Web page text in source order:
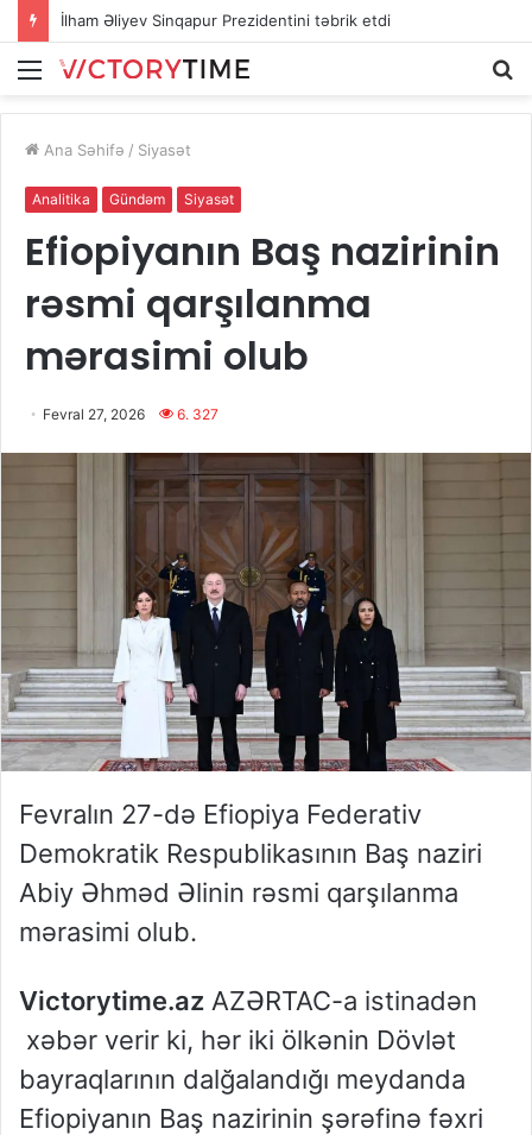
Menu
Ana Səhifə / Siyasət
Analitika Gündəm Siyasət
Efiopiyanın Baş nazirinin
rəsmi qarşılanma
mərasimi olub
Fevral 27, 2026 6. 327
Fevralın 27-də Efiopiya Federativ
Demokratik Respublikasının Baş naziri
Abiy Əhməd Əlinin rəsmi qarşılanma
mərasimi olub.
Victorytime.az AZƏRTAC-a istinadən
xəbər verir ki, hər iki ölkənin Dövlət
bayraqlarının dalğalandığı meydanda
Efiopiyanın Baş nazirinin şərəfinə fəxri